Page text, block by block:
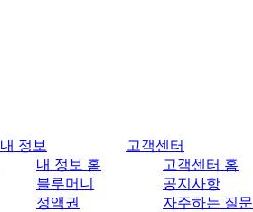
내 정보
내 정보 홈
블루머니
정액권
고객센터
고객센터 홈
공지사항
자주하는 질문